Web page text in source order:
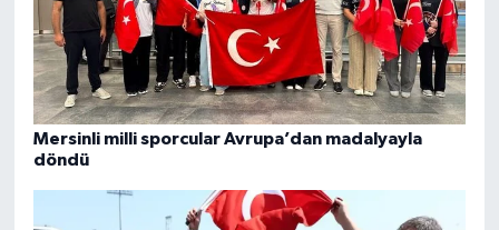
Mersinli milli sporcular Avrupa’dan madalyayla
döndü